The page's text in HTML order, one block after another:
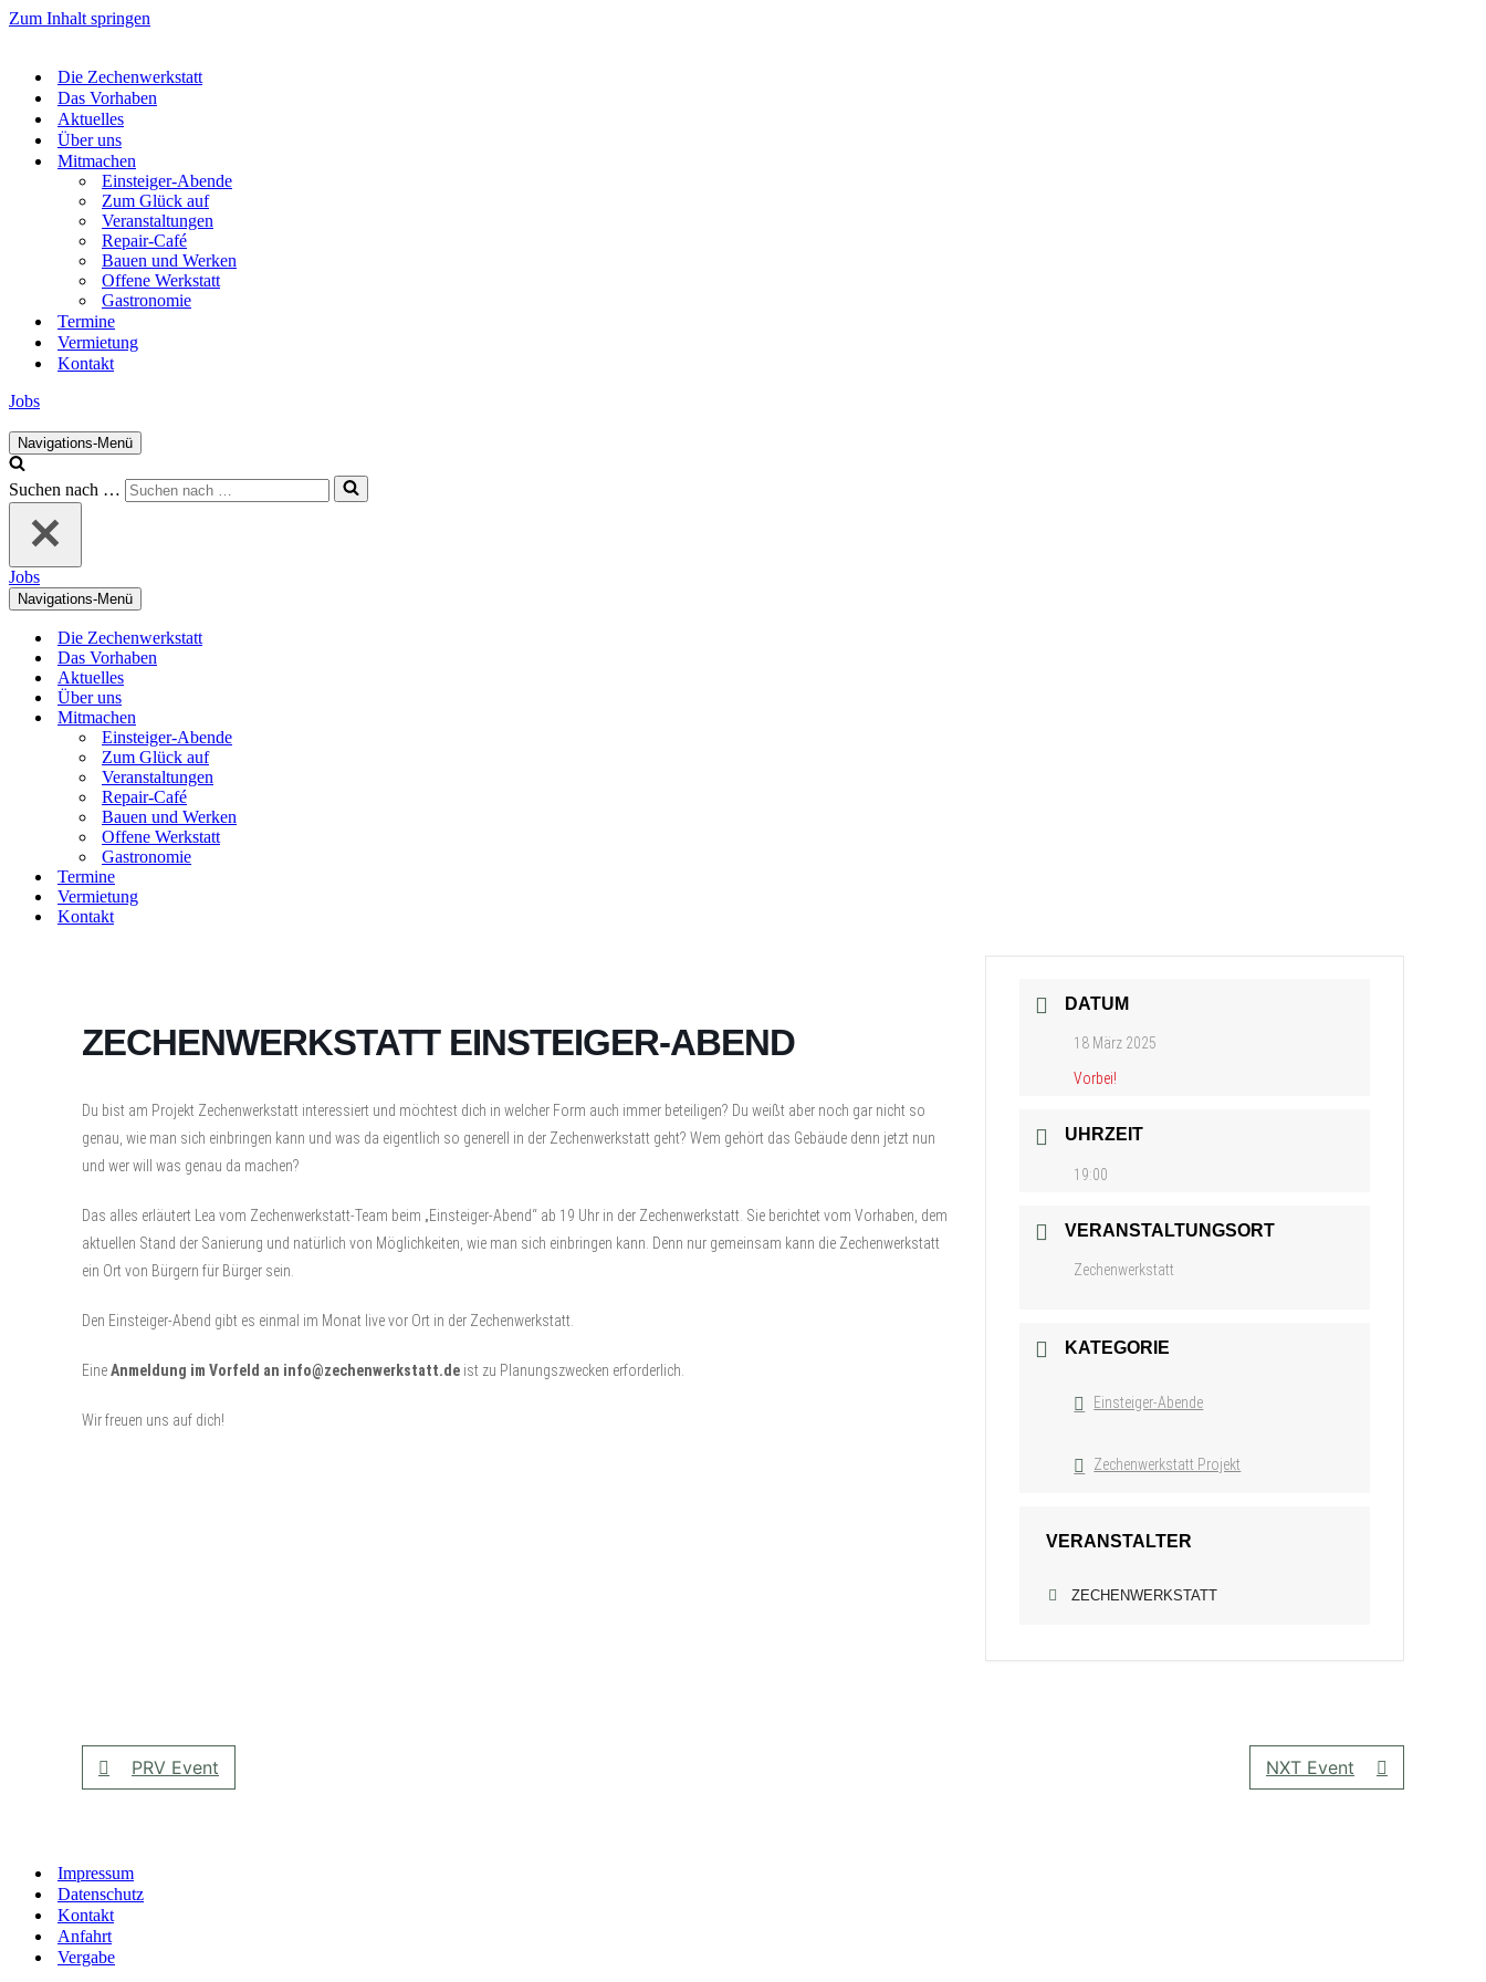
Zum Inhalt springen
Die Zechenwerkstatt
Das Vorhaben
Aktuelles
Über uns
Mitmachen
Einsteiger-Abende
Zum Glück auf
Veranstaltungen
Repair-Café
Bauen und Werken
Offene Werkstatt
Gastronomie
Termine
Vermietung
Kontakt
Jobs
Navigations-Menü
Suchen nach …
Jobs
Navigations-Menü
Die Zechenwerkstatt
Das Vorhaben
Aktuelles
Über uns
Mitmachen
Einsteiger-Abende
Zum Glück auf
Veranstaltungen
Repair-Café
Bauen und Werken
Offene Werkstatt
Gastronomie
Termine
Vermietung
Kontakt
ZECHENWERKSTATT EINSTEIGER-ABEND
Du bist am Projekt Zechenwerkstatt interessiert und möchtest dich in welcher Form auch immer beteiligen? Du weißt aber noch gar nicht so
genau, wie man sich einbringen kann und was da eigentlich so generell in der Zechenwerkstatt geht? Wem gehört das Gebäude denn jetzt nun
und wer will was genau da machen?
Das alles erläutert Lea vom Zechenwerkstatt-Team beim „Einsteiger-Abend“ ab 19 Uhr in der Zechenwerkstatt. Sie berichtet vom Vorhaben, dem
aktuellen Stand der Sanierung und natürlich von Möglichkeiten, wie man sich einbringen kann. Denn nur gemeinsam kann die Zechenwerkstatt
ein Ort von Bürgern für Bürger sein.
Den Einsteiger-Abend gibt es einmal im Monat live vor Ort in der Zechenwerkstatt.
EineAnmeldung im Vorfeld an info@zechenwerkstatt.de ist zu Planungszwecken erforderlich.
Wir freuen uns auf dich!
DATUM
18 März 2025
Vorbei!
UHRZEIT
19:00
VERANSTALTUNGSORT
Zechenwerkstatt
KATEGORIE
Einsteiger-Abende
Zechenwerkstatt Projekt
VERANSTALTER
ZECHENWERKSTATT
PRV Event NXT Event
Impressum
Datenschutz
Kontakt
Anfahrt
Vergabe